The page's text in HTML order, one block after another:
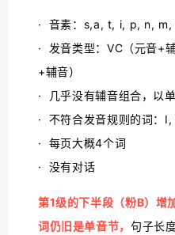
· 音素：s,a, t, i, p, n,
· 发音类型：VC（元音+
+辅音）
· 几乎没有辅音组合，以
· 不符合发音规则的词：
· 每页大概4个词
· 没有对话
第1级的下半段（粉B）增
词仍旧是单音节， 句子长